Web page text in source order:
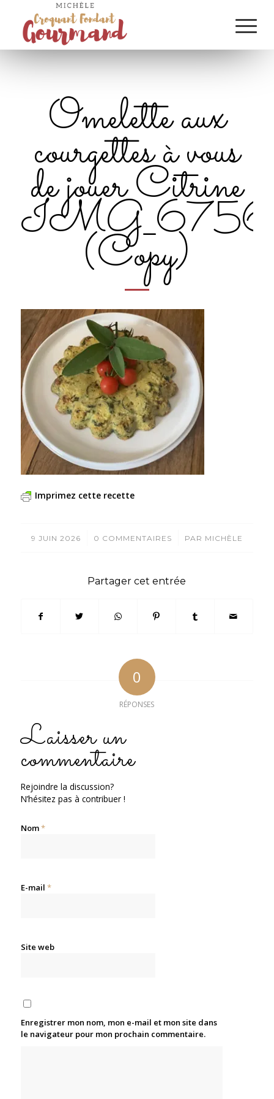
Omelette aux
courgettes à vous
de jouer Citrine
IMG_6756
(Copy)
Imprimez cette recette
9 JUIN 2026
/ 0 COMMENTAIRES
/ PAR MICHÈLE
Partager cet entrée
0
RÉPONSES
Laisser un
commentaire
Rejoindre la discussion?
N’hésitez pas à contribuer !
Nom*
E-mail *
Site web
Enregistrer mon nom, mon e-mail et mon site dans
le navigateur pour mon prochain commentaire.